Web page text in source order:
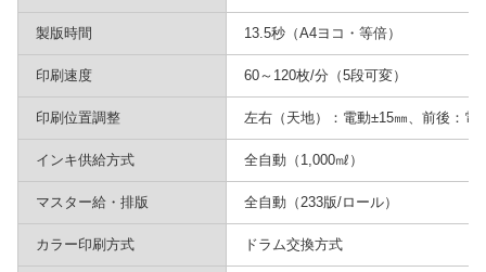
製版時間 13.5秒（A4ヨコ・等倍）
印刷速度 60～120枚/分（5段可変）
印刷位置調整 左右（天地）：電動±15㎜、前後：電
インキ供給方式 全自動（1,000㎖）
マスター給・排版 全自動（233版/ロール）
カラー印刷方式 ドラム交換方式